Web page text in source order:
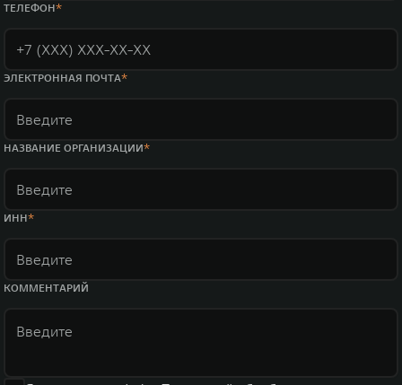
ТЕЛЕФОН
ЭЛЕКТРОННАЯ ПОЧТА
НАЗВАНИЕ ОРГАНИЗАЦИИ
ИНН
КОММЕНТАРИЙ